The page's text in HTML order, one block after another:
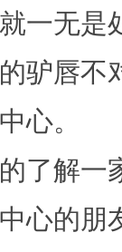
一无是
驴唇不
心。
了解一
心的朋